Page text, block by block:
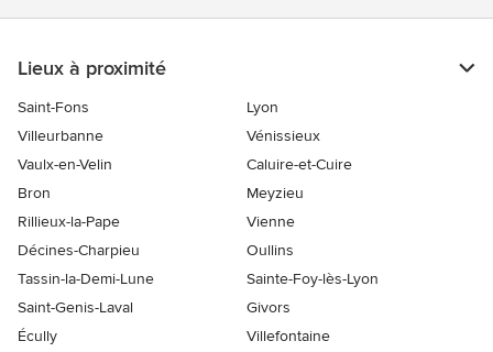
Lieux à proximité
Saint-Fons
Lyon
Villeurbanne
Vénissieux
Vaulx-en-Velin
Caluire-et-Cuire
Bron
Meyzieu
Rillieux-la-Pape
Vienne
Décines-Charpieu
Oullins
Tassin-la-Demi-Lune
Sainte-Foy-lès-Lyon
Saint-Genis-Laval
Givors
Écully
Villefontaine